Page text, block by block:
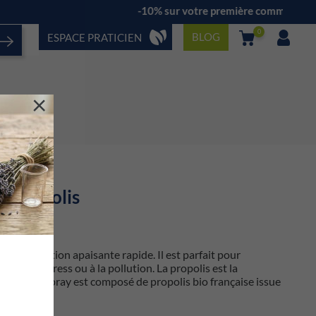
-10% sur votre première
ESPACE PRATICIEN BLOG 0
propolis
a une action apaisante rapide. Il est parfait pour
au stress ou à la pollution. La propolis est la
: ce spray est composé de propolis bio française issue
×